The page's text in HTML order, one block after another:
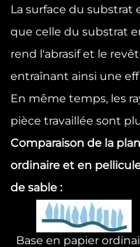
La surface du substrat
que celle du substrat
rend l'abrasif et le
entraînant ainsi une
En même temps, les
pièce travaillée sont
Comparaison de la
ordinaire et en
de sable :
Base en papier